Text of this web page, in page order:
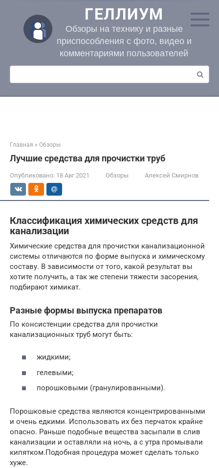
контенту
ГЕЛЛИУМ
Обзоры на технику и разные
приспособления с фото, видео и
комментариями пользователей
Поиск:
Главная » Обзоры
Лучшие средства для прочистки труб
Опубликовано: 18 Авг 2021 Обзоры Алексей Смирнов
Классификация химических средств для
канализации
Химические средства для прочистки канализационной
системы отличаются по форме выпуска и химическому
составу. В зависимости от того, какой результат вы
хотите получить, а так же степени тяжести засорения,
подбирают химикат.
Разные формы выпуска препаратов
По консистенции средства для прочистки
канализационных труб могут быть:
жидкими;
гелевыми;
порошковыми (гранулированными).
Порошковые средства являются концентрированными
и очень едкими. Использовать их без перчаток крайне
опасно. Раньше подобные вещества засыпали в слив
канализации и оставляли на ночь, а с утра промывали
кипятком.Подобная процедура может сделать только
хуже.